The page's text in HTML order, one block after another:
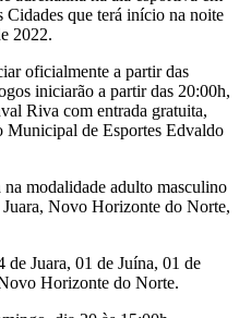
Cidades que terá início na noite
2022.
oficialmente a partir das
iniciarão a partir das 20:00h,
Riva com entrada gratuita,
Municipal de Esportes Edvaldo
na modalidade adulto masculino
Juara, Novo Horizonte do Norte,
de Juara, 01 de Juína, 01 de
Horizonte do Norte.